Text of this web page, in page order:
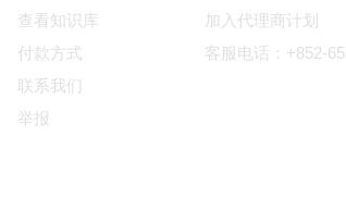
查看知识库
付款方式
联系我们
举报
加入代理商计划
客服电话：+852-